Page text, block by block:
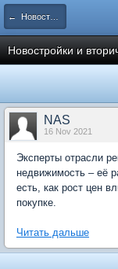
← Новости рынка недвижимости
Новостройки и
NAS
16 Nov 2021
Эксперты отрасли
недвижимость – её
есть, как рост цен
покупке.
Читать дальше